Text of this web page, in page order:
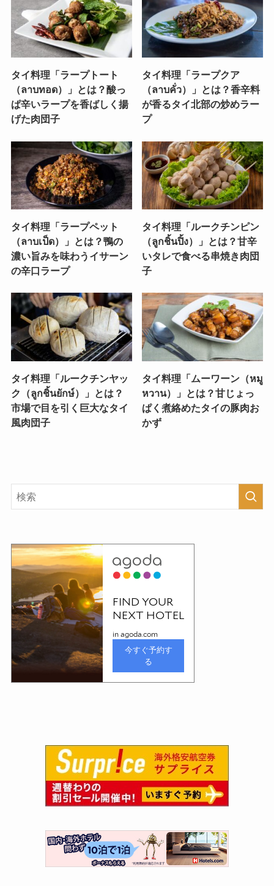
タイ料理「ラープトート
（ลาบทอด）」とは？酸っ
ぱ辛いラープを香ばしく揚
げた肉団子
タイ料理「ラープクア
（ลาบคั่ว）」とは？香辛料
が香るタイ北部の炒めラー
プ
タイ料理「ラープペット
（ลาบเป็ด）」とは？鴨の
濃い旨みを味わうイサーン
の辛口ラープ
タイ料理「ルークチンピン
（ลูกชิ้นปิ้ง）」とは？甘辛
いタレで食べる串焼き肉団
子
タイ料理「ルークチンヤッ
ク（ลูกชิ้นยักษ์）」とは？
市場で目を引く巨大なタイ
風肉団子
タイ料理「ムーワーン（หมู
หวาน）」とは？甘じょっ
ぱく煮絡めたタイの豚肉お
かず